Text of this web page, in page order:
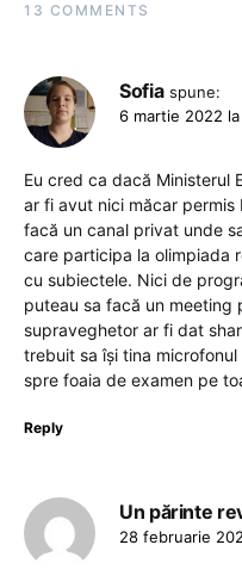
13 COMMENTS
Sofia spune:
6 martie 2022
Eu cred ca dacă Ministerul
ar fi avut nici măcar permis
facă un canal privat unde
care participa la olimpiada
cu subiectele. Nici de
puteau sa facă un meeting
supraveghetor ar fi dat
trebuit sa își tina
spre foaia de examen pe
Reply
Un părinte
28 februarie